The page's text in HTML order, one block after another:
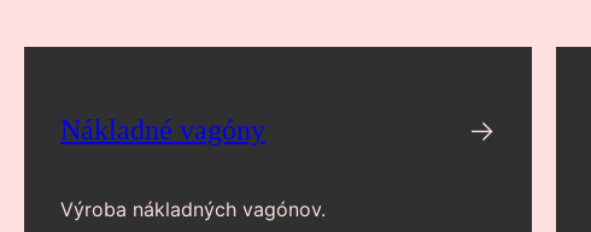
Nákladné vagóny →
Výroba nákladných vagónov.